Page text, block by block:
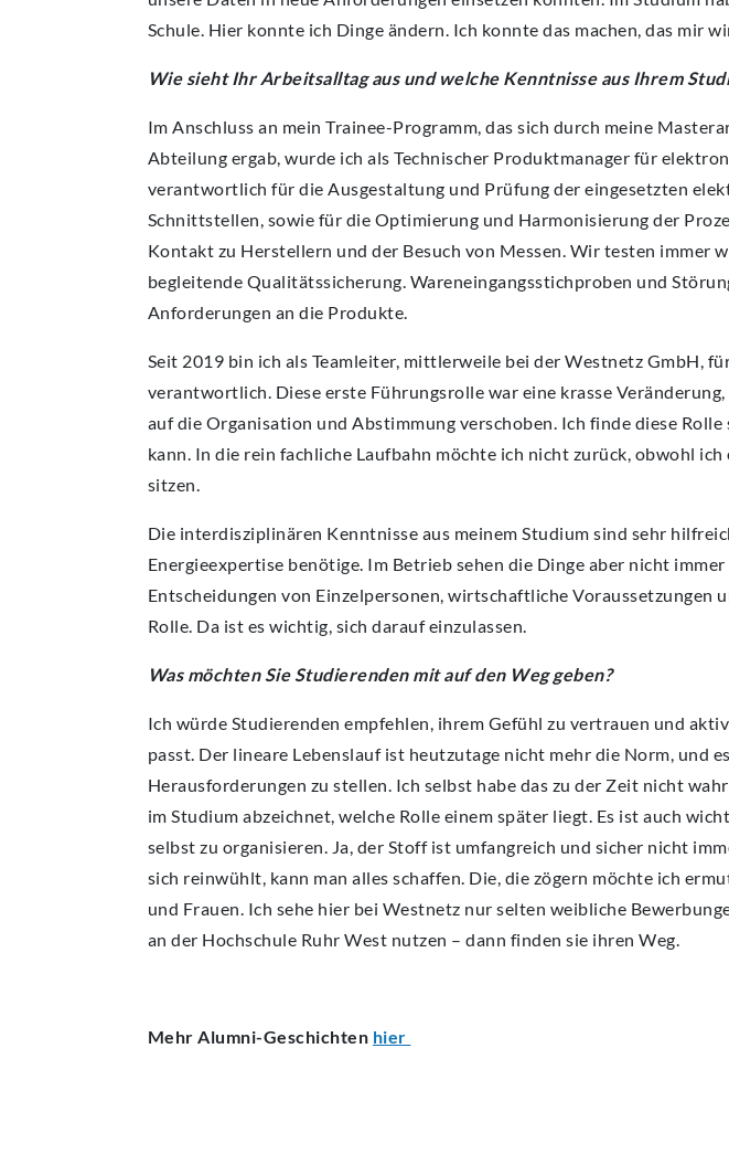
Schule. Hier konnte ich Dinge ändern. Ich konnte das machen, das mir
Wie sieht Ihr Arbeitsalltag aus und welche Kenntnisse aus Ihrem
Im Anschluss an mein Trainee-Programm, das sich durch meine
Abteilung ergab, wurde ich als Technischer Produktmanager für
verantwortlich für die Ausgestaltung und Prüfung der eingesetzten
Schnittstellen, sowie für die Optimierung und Harmonisierung der
Kontakt zu Herstellern und der Besuch von Messen. Wir testen immer
begleitende Qualitätssicherung. Wareneingangsstichproben und
Anforderungen an die Produkte.
Seit 2019 bin ich als Teamleiter, mittlerweile bei der Westnetz GmbH,
verantwortlich. Diese erste Führungsrolle war eine krasse
auf die Organisation und Abstimmung verschoben. Ich finde diese
kann. In die rein fachliche Laufbahn möchte ich nicht zurück, obwohl ich
sitzen.
Die interdisziplinären Kenntnisse aus meinem Studium sind sehr
Energieexpertise benötige. Im Betrieb sehen die Dinge aber nicht
Entscheidungen von Einzelpersonen, wirtschaftliche Voraussetzungen
Rolle. Da ist es wichtig, sich darauf einzulassen.
Was möchten Sie Studierenden mit auf den Weg geben?
Ich würde Studierenden empfehlen, ihrem Gefühl zu vertrauen und
passt. Der lineare Lebenslauf ist heutzutage nicht mehr die Norm, und
Herausforderungen zu stellen. Ich selbst habe das zu der Zeit nicht
im Studium abzeichnet, welche Rolle einem später liegt. Es ist auch
selbst zu organisieren. Ja, der Stoff ist umfangreich und sicher nicht
sich reinwühlt, kann man alles schaffen. Die, die zögern möchte ich
und Frauen. Ich sehe hier bei Westnetz nur selten weibliche
an der Hochschule Ruhr West nutzen – dann finden sie ihren Weg.
Mehr Alumni-Geschichten hier